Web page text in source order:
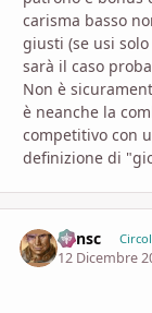
carisma basso
giusti (se usi
sarà il caso
Non è
è neanche la
competitivo con
definizione di
Minsc
12 Dicembre